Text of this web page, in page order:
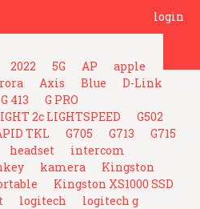
login
2022 5G AP
apple
Axis Blue
D-Link
G 413
G PRO
2c LIGHTSPEED
G502
TKL G705 G713
G715
headset
intercom
kamera
Kingston
Kingston XS1000 SSD
logitech
logitech g